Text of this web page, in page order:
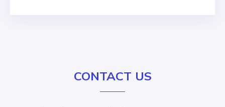
CONTACT US